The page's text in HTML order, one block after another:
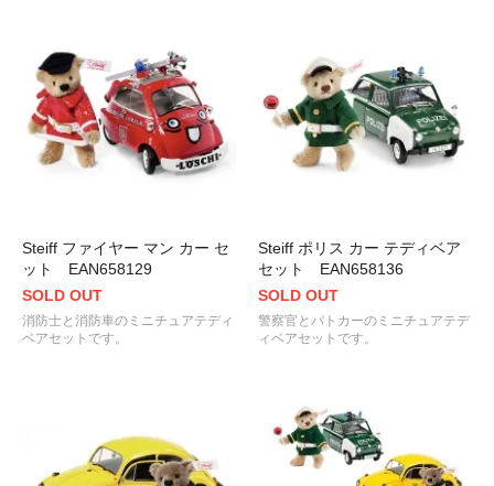
Steiff ファイヤー マン カー セ
ット EAN658129
SOLD OUT
消防士と消防車のミニチュアテディ
ベアセットです。
Steiff ポリス カー テディベア
セット EAN658136
SOLD OUT
警察官とパトカーのミニチュアテデ
ィベアセットです。